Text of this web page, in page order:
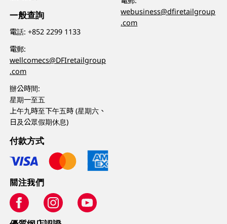
一般查詢
電話:+852 2299 1133
電郵:
wellcomecs@DFIretailgroup
.com
辦公時間:
星期一至五
上午九時至下午五時 (星期六、
日及公眾假期休息)
webusiness@dfiretailgroup
.com
付款方式
關注我們